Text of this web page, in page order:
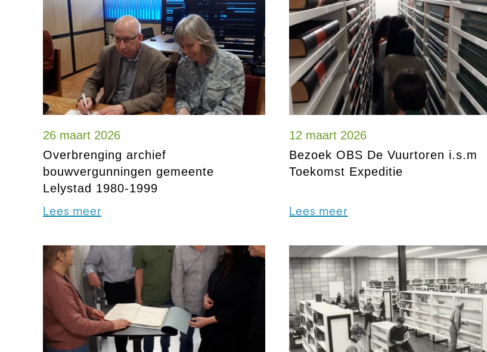
26 maart 2026
Overbrenging archief
bouwvergunningen gemeente
Lelystad 1980-1999
Lees meer
12 maart 2026
Bezoek OBS De Vuurtoren i.s.m
Toekomst Expeditie
Lees meer